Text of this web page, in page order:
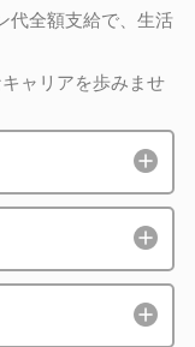
代全額支給で、生活
ャリアを歩みませ